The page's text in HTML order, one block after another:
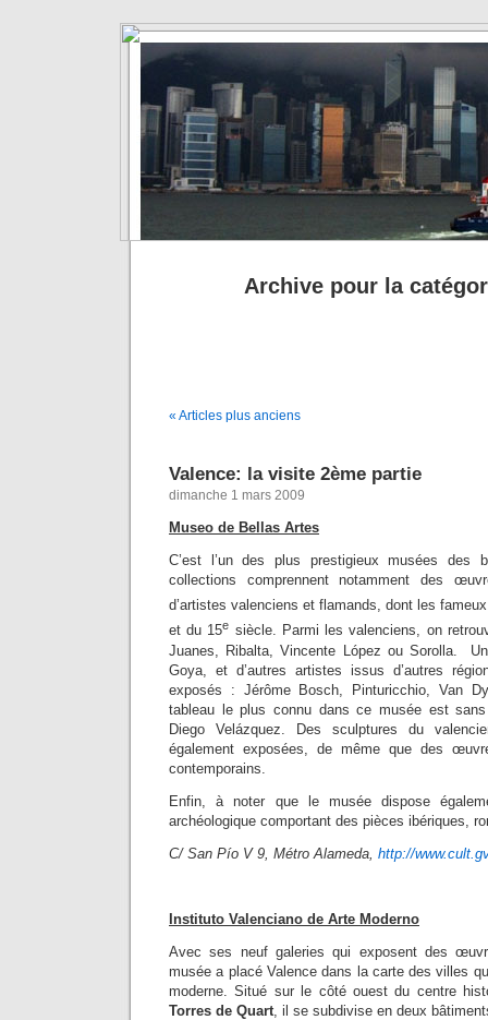
Archive pour la
« Articles plus anciens
Valence: la visite 2ème partie
dimanche 1 mars 2009
Museo de Bellas Artes
C’est l’un des plus prestigieux musées des
collections comprennent notamment des
d’artistes valenciens et flamands, dont les
et du 15e siècle. Parmi les valenciens, on
Juanes, Ribalta, Vincente López ou Sorolla.
Goya, et d’autres artistes issus d’autres
exposés : Jérôme Bosch, Pinturicchio, Van
tableau le plus connu dans ce musée est
Diego Velázquez. Des sculptures du
également exposées, de même que des
contemporains.
Enfin, à noter que le musée dispose
archéologique comportant des pièces ibériques,
C/ San Pío V 9, Métro Alameda, http://
Instituto Valenciano de Arte Moderno
Avec ses neuf galeries qui exposent des
musée a placé Valence dans la carte des villes
moderne. Situé sur le côté ouest du centre
Torres de Quart , il se subdivise en deux